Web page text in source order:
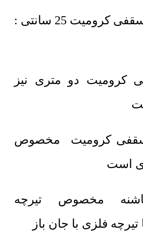
وزن فوم سقفی کرومیت 25 سانتی :
کرومیت دو متری نیز
سقفی کرومیت مخصوص
است
مخصوص تیرچه
فلزی با جان باز